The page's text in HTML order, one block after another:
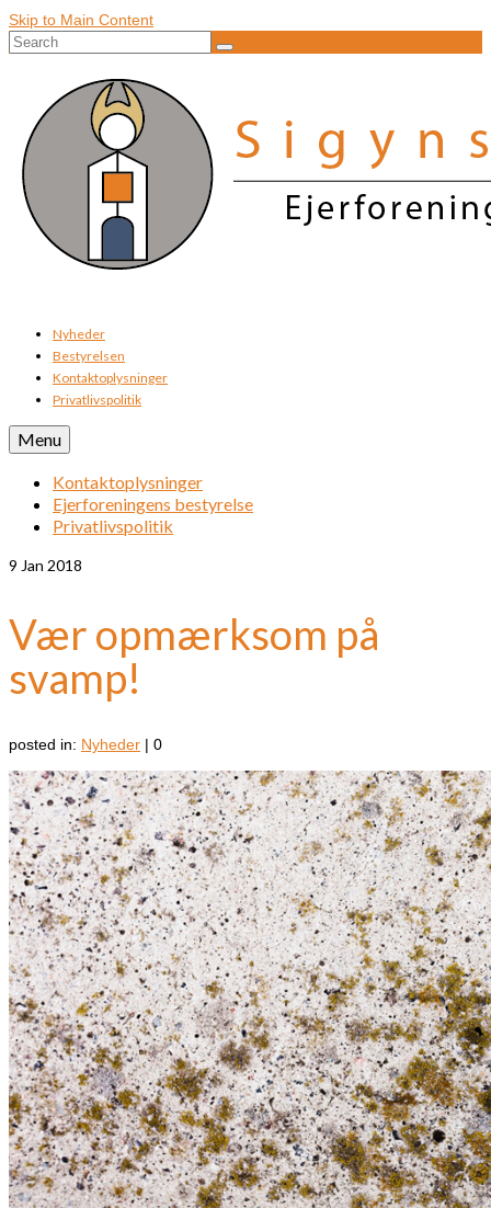
Skip to Main Content
Search
Nyheder
Bestyrelsen
Kontaktoplysninger
Privatlivspolitik
Menu
Kontaktoplysninger
Ejerforeningens bestyrelse
Privatlivspolitik
9 Jan 2018
Vær opmærksom på
svamp!
posted in: Nyheder | 0